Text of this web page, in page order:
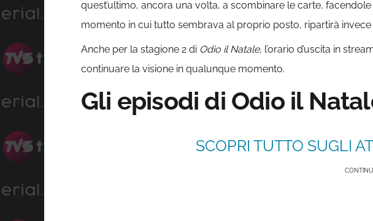
quest’ultimo, ancora una volta, a scombinare le carte,
momento in cui tutto sembrava al proprio posto, ripartirà
Anche per la stagione 2 di Odio il Natale, l’orario d’uscita in
continuare la visione in qualunque momento.
Gli episodi di Odio il
SCOPRI TUTTO SUGLI